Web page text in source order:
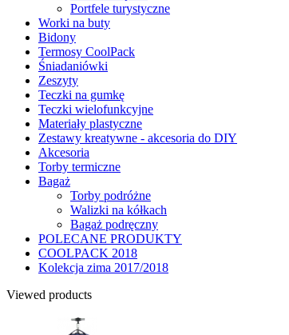
Portfele turystyczne
Worki na buty
Bidony
Termosy CoolPack
Śniadaniówki
Zeszyty
Teczki na gumkę
Teczki wielofunkcyjne
Materiały plastyczne
Zestawy kreatywne - akcesoria do DIY
Akcesoria
Torby termiczne
Bagaż
Torby podróżne
Walizki na kółkach
Bagaż podręczny
POLECANE PRODUKTY
COOLPACK 2018
Kolekcja zima 2017/2018
Viewed products